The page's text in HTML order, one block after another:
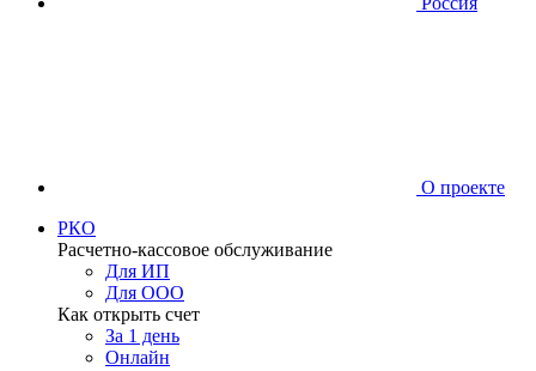
О проекте
РКО
Расчетно-кассовое обслуживание
Для ИП
Для ООО
Как открыть счет
За 1 день
Онлайн